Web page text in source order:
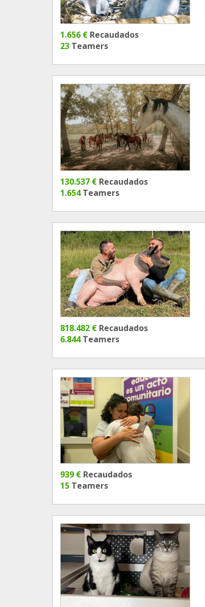
1.656 € Recaudados
23 Teamers
130.537 € Recaudados
1.654Teamers
818.482 € Recaudados
6.844Teamers
939 € Recaudados
15 Teamers